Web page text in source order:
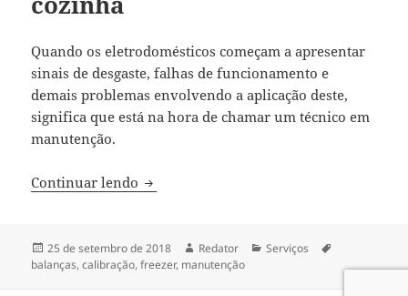
Quando os eletrodomésticos começam a apresentar
sinais de desgaste, falhas de funcionamento e
demais problemas envolvendo a aplicação deste,
significa que está na hora de chamar um técnico em
manutenção.
Continuar lendo Manutenção de eletrodomésticos para
Publicado
em
25 de setembro de 2018 Autor
Redator Categorias
Serviços
balanças,calibração,freezer, manutenção